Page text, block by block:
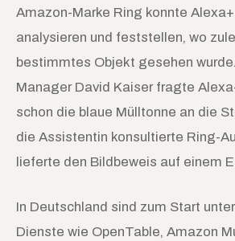
Amazon-Marke Ring konnte
analysieren und feststellen, wo
bestimmtes Objekt gesehen
Manager David Kaiser fragte
schon die blaue Mülltonne an die
die Assistentin konsultierte Ring-
lieferte den Bildbeweis auf einem
In Deutschland sind zum Start
Dienste wie OpenTable, Amazon